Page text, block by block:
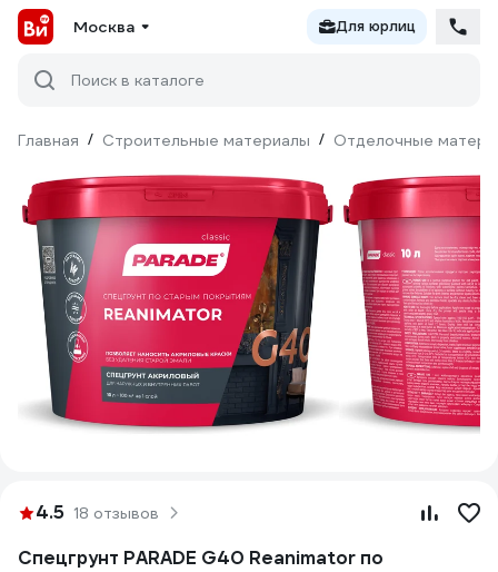
Москва Для юрлиц
Поиск в каталоге
Главная / Строительные материалы / Отделочные
4.5 18 отзывов
Спецгрунт PARADE G40 Reanimator по